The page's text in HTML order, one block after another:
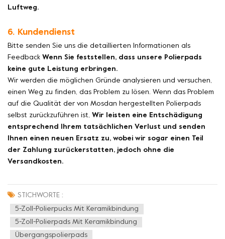
Luftweg.
6. Kundendienst
Bitte senden Sie uns die detaillierten Informationen als
Feedback Wenn Sie feststellen, dass unsere Polierpads
keine gute Leistung erbringen.
Wir werden die möglichen Gründe analysieren und versuchen,
einen Weg zu finden, das Problem zu lösen. Wenn das Problem
auf die Qualität der von Mosdan hergestellten Polierpads
selbst zurückzuführen ist, Wir leisten eine Entschädigung
entsprechend Ihrem tatsächlichen Verlust und senden
Ihnen einen neuen Ersatz zu, wobei wir sogar einen Teil
der Zahlung zurückerstatten, jedoch ohne die
Versandkosten.
STICHWORTE :
5-Zoll-Polierpucks Mit Keramikbindung
5-Zoll-Polierpads Mit Keramikbindung
Übergangspolierpads